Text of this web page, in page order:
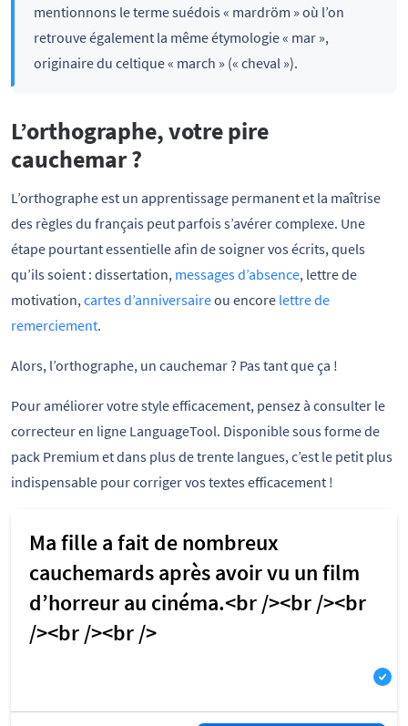
mentionnons le terme suédois « mardröm » où l’on
retrouve également la même étymologie « mar »,
originaire du celtique « march » (« cheval »).
L’orthographe, votre pire
cauchemar ?
L’orthographe est un apprentissage permanent et la maîtrise
des règles du français peut parfois s’avérer complexe. Une
étape pourtant essentielle afin de soigner vos écrits, quels
qu’ils soient : dissertation, messages d’absence, lettre de
motivation,cartes d’anniversaireou encore lettre de
remerciement.
Alors, l’orthographe, un cauchemar ? Pas tant que ça !
Pour améliorer votre style efficacement, pensez à consulter le
correcteur en ligne LanguageTool. Disponible sous forme de
pack Premium et dans plus de trente langues, c’est le petit plus
indispensable pour corriger vos textes efficacement !